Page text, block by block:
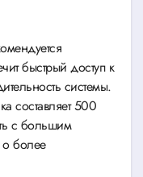
быстрый доступ к
системы.
составляет 500
с большим
более